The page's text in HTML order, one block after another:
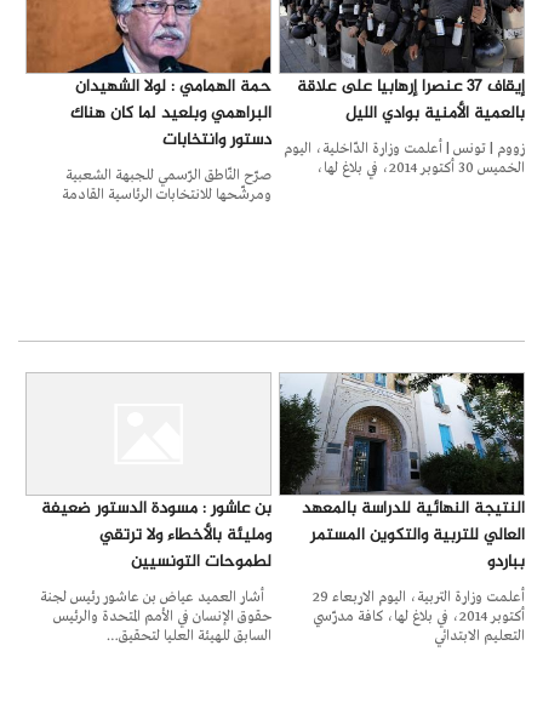
إيقاف 37 عنصرا إرهابيا على علاقة
بالعمية الأمنية بوادي الليل
زووم | تونس | أعلمت وزارة الدّاخلية، اليوم
الخميس 30 أكتوبر 2014، في بلاغ لها،
حمة الهمامي : لولا الشهيدان
البراهمي وبلعيد لما كان هناك
دستور وانتخابات
صرّح النّاطق الرّسمي للجبهة الشعبية
ومرشّحها للانتخابات الرئاسية القادمة
النتيجة النهائية للدراسة بالمعهد
العالي للتربية والتكوين المستمر
بباردو
أعلمت وزارة التربية، اليوم الاربعاء 29
أكتوبر 2014، في بلاغ لها، كافة مدرّسي
التعليم الابتدائي
بن عاشور : مسودة الدستور ضعيفة
ومليئة بالأخطاء ولا ترتقي
لطموحات التونسيين
أشار العميد عياض بن عاشور رئيس لجنة
حقوق الإنسان في الأمم المتحدة والرئيس
السابق للهيئة العليا لتحقيق…